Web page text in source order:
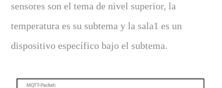
sensores son el tema de nivel superior, la
temperatura es su subtema y la sala1 es un
dispositivo específico bajo el subtema.